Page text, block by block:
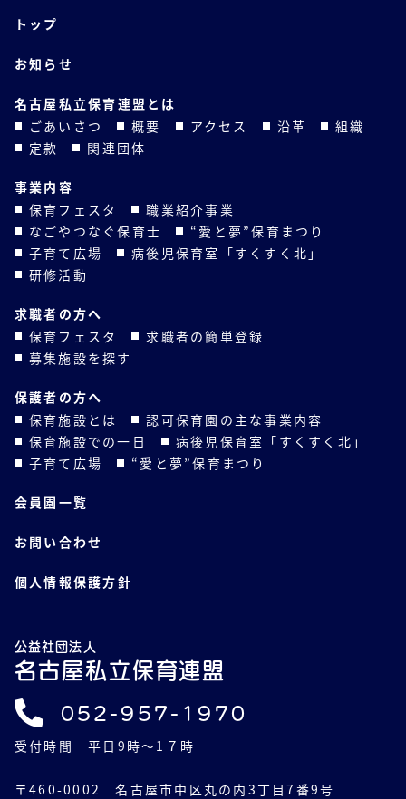
トップ
お知らせ
名古屋私立保育連盟とは
ごあいさつ
概要 アクセス 沿革
組織
定款
関連団体
事業内容
保育フェスタ
職業紹介事業
なごやつなぐ保育士
“愛と夢”保育まつり
子育て広場
病後児保育室「すくすく北」
研修活動
求職者の方へ
保育フェスタ
求職者の簡単登録
募集施設を探す
保護者の方へ
保育施設とは
認可保育園の主な事業内容
保育施設での一日
病後児保育室「すくすく北」
子育て広場
“愛と夢”保育まつり
会員園一覧
お問い合わせ
個人情報保護方針
公益社団法人
名古屋私立保育連盟
052-957-1970
受付時間 平日9時～1７時
〒460-0002 名古屋市中区丸の内3丁目7番9号